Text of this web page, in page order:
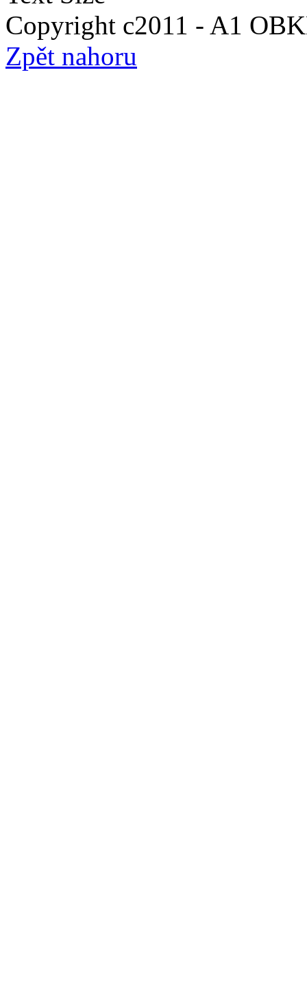
Copyright c2011 - A1
Zpět nahoru